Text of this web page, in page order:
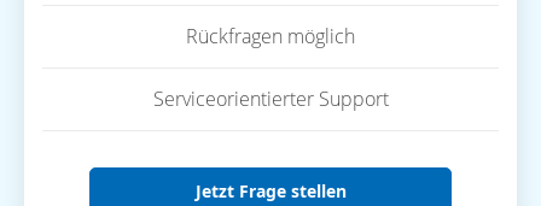
Rückfragen möglich
Serviceorientierter Support
Jetzt Frage stellen